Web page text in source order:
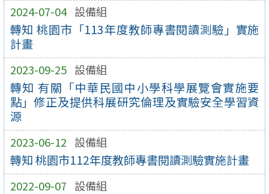
2024-07-04 設備組
轉知 桃園市「113年度教師專書閱讀測驗」實施
計畫
2023-09-25 設備組
轉知 有關「中華民國中小學科學展覽會實施要
點」修正及提供科展研究倫理及實驗安全學習資
源
2023-06-12 設備組
轉知 桃園市112年度教師專書閱讀測驗實施計畫
2022-09-07 設備組